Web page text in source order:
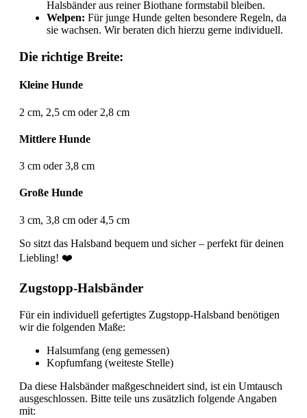
Halsbänder aus reiner Biothane formstabil bleiben.
Welpen: Für junge Hunde gelten besondere Regeln, da
sie wachsen. Wir beraten dich hierzu gerne individuell.
Die richtige Breite:
Kleine Hunde
2 cm, 2,5 cm oder 2,8 cm
Mittlere Hunde
3 cm oder 3,8 cm
Große Hunde
3 cm, 3,8 cm oder 4,5 cm
So sitzt das Halsband bequem und sicher – perfekt für deinen
Liebling! ❤️
Zugstopp-Halsbänder
Für ein individuell gefertigtes Zugstopp-Halsband benötigen
wir die folgenden Maße:
Halsumfang (eng gemessen)
Kopfumfang (weiteste Stelle)
Da diese Halsbänder maßgeschneidert sind, ist ein Umtausch
ausgeschlossen. Bitte teile uns zusätzlich folgende Angaben
mit: